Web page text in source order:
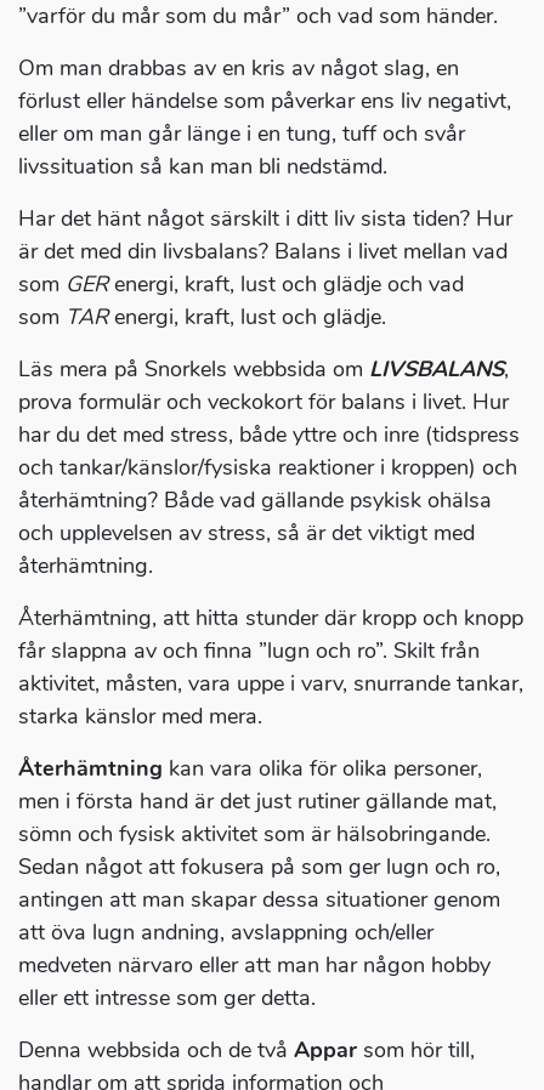
”varför du mår som du mår” och vad som händer.
Om man drabbas av en kris av något slag, en
förlust eller händelse som påverkar ens liv negativt,
eller om man går länge i en tung, tuff och svår
livssituation så kan man bli nedstämd.
Har det hänt något särskilt i ditt liv sista tiden? Hur
är det med din livsbalans? Balans i livet mellan vad
som GERenergi, kraft, lust och glädje och vad
som TARenergi, kraft, lust och glädje.
Läs mera på Snorkels webbsida om LIVSBALANS,
prova formulär och veckokort för balans i livet. Hur
har du det med stress, både yttre och inre (tidspress
och tankar/känslor/fysiska reaktioner i kroppen) och
återhämtning? Både vad gällande psykisk ohälsa
och upplevelsen av stress, så är det viktigt med
återhämtning.
Återhämtning, att hitta stunder där kropp och knopp
får slappna av och finna ”lugn och ro”. Skilt från
aktivitet, måsten, vara uppe i varv, snurrande tankar,
starka känslor med mera.
Återhämtning kan vara olika för olika personer,
men i första hand är det just rutiner gällande mat,
sömn och fysisk aktivitet som är hälsobringande.
Sedan något att fokusera på som ger lugn och ro,
antingen att man skapar dessa situationer genom
att öva lugn andning, avslappning och/eller
medveten närvaro eller att man har någon hobby
eller ett intresse som ger detta.
Denna webbsida och de två Appar som hör till,
handlar om att sprida information och